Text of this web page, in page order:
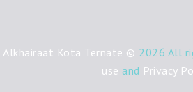
Alkhairaat Kota Ternate © 2026 All
use and Privacy